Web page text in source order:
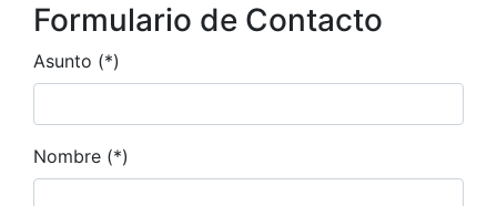
Formulario de Contacto
Asunto (*)
Nombre (*)